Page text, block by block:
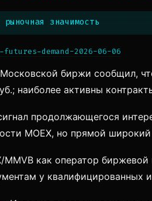
значимость
futures-demand-2026-06-06
биржи сообщил,
наиболее активны
продолжающегося
MOEX, но прямой
MMVB как оператор
у квалифицированных